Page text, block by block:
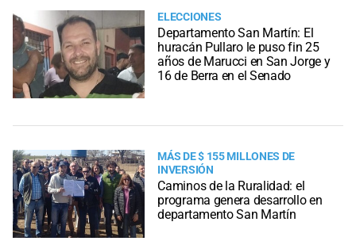
ELECCIONES
Departamento San Martín: El
huracán Pullaro le puso fin 25
años de Marucci en San Jorge y
16 de Berra en el Senado
MÁS DE $ 155 MILLONES DE
INVERSIÓN
Caminos de la Ruralidad: el
programa genera desarrollo en
departamento San Martín